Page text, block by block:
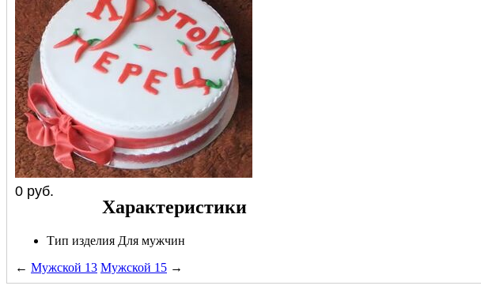
0 руб.
Характеристики
Тип изделия Для мужчин
← Мужской 13 Мужской 15 →